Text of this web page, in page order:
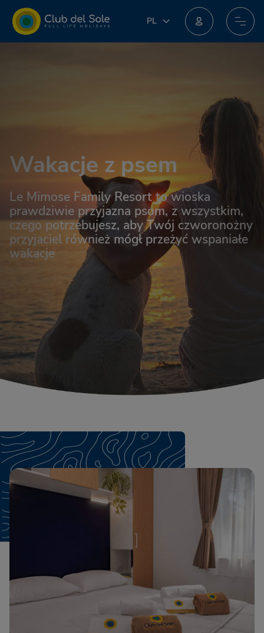
PL
Wakacje z psem
Le Mimose Family Resort to wioska
prawdziwie przyjazna psom, z wszystkim,
czego potrzebujesz, aby Twój czworonożny
przyjaciel również mógł przeżyć wspaniałe
wakacje